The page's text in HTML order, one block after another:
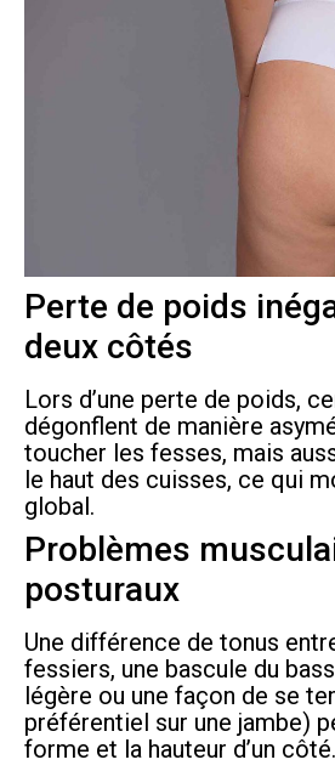
Perte de poids
deux côtés
Lors d’une perte de poids,
dégonflent de manière
toucher les fesses, mais
le haut des cuisses, ce qui
global.
Problèmes
posturaux
Une différence de tonus
fessiers, une bascule du
légère ou une façon de se
préférentiel sur une jambe)
forme et la hauteur d’un côté.